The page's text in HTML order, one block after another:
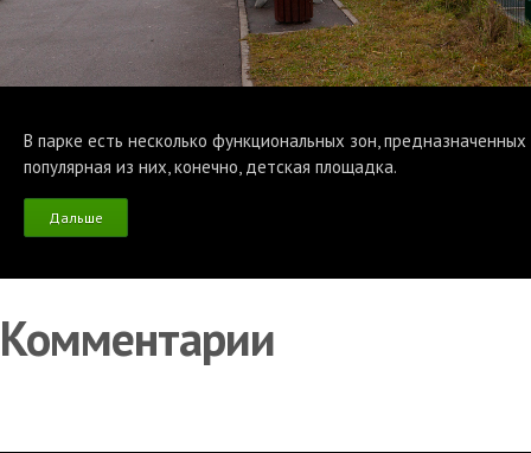
В парке есть несколько функциональных зон,
популярная из них, конечно, детская площадка.
Дальше
Комментарии